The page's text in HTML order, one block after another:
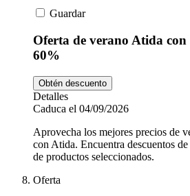
Guardar
Oferta de verano Atida con
60%
Obtén descuento
Detalles
Caduca el 04/09/2026
Aprovecha los mejores precios de
con Atida. Encuentra descuentos
de productos seleccionados.
Oferta